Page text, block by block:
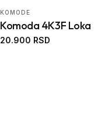
KOMODE
Komoda 4K3F Loka
20.900 RSD